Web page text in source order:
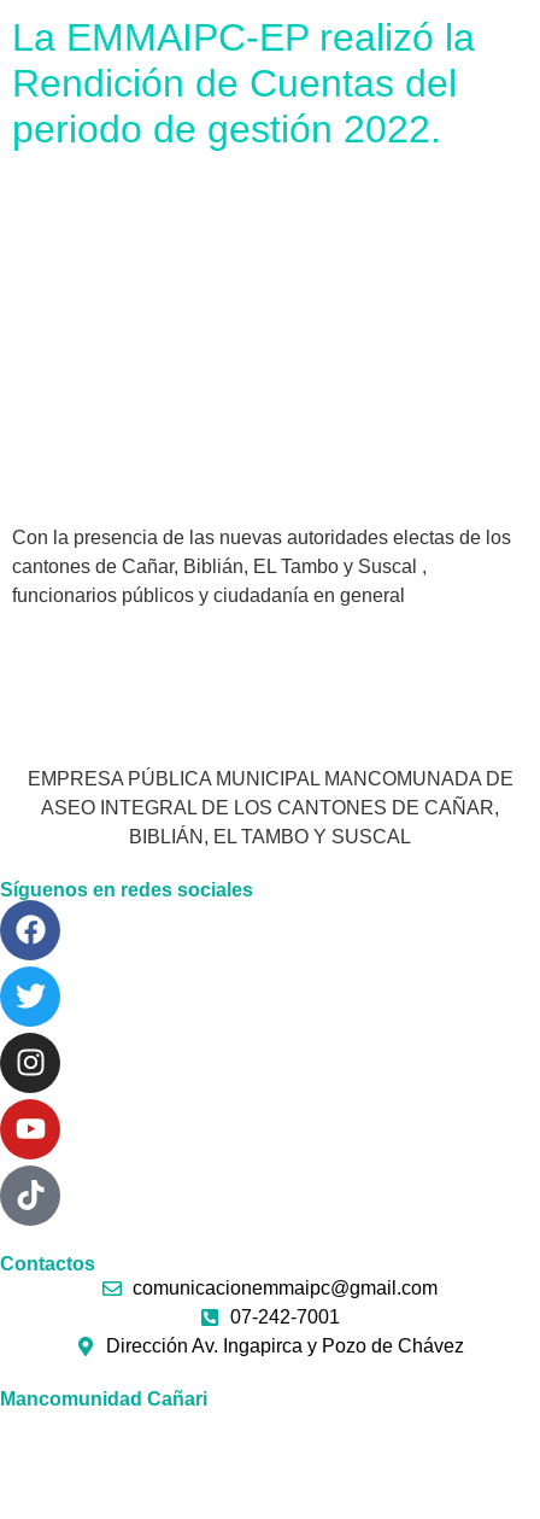
La EMMAIPC-EP realizó la
Rendición de Cuentas del
periodo de gestión 2022.
Con la presencia de las nuevas autoridades electas de los
cantones de Cañar, Biblián, EL Tambo y Suscal ,
funcionarios públicos y ciudadanía en general
EMPRESA PÚBLICA MUNICIPAL MANCOMUNADA DE
ASEO INTEGRAL DE LOS CANTONES DE CAÑAR,
BIBLIÁN, EL TAMBO Y SUSCAL
Síguenos en redes sociales
Contactos
comunicacionemmaipc@gmail.com
07-242-7001
Dirección Av. Ingapirca y Pozo de Chávez
Mancomunidad Cañari